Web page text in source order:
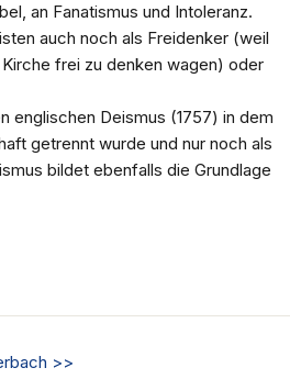
an Fanatismus und Intoleranz.
auch noch als Freidenker (weil
frei zu denken wagen) oder
englischen Deismus (1757) in dem
getrennt wurde und nur noch als
bildet ebenfalls die Grundlage
>>